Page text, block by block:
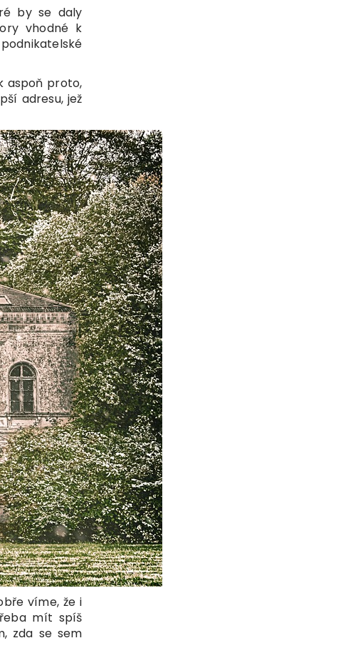
by se daly
vhodné k
aspoň proto,
adresu, jež
víme, že i
mít spíš
zda se sem